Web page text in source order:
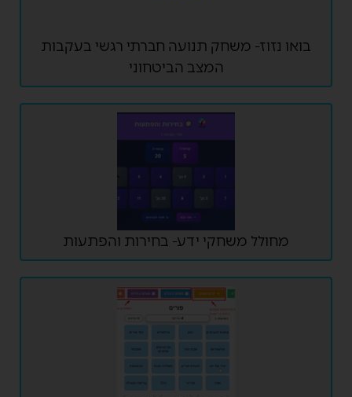
בואו נזוז- משחק תנועה חברתי רגשי בעקבות
המצב הביטחוני
מחולל משחקי ידע- בחירות והפתעות